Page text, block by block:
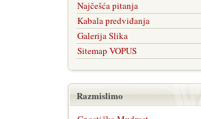
Najčešća pitanja
Kabala predviđanja
Galerija Slika
Sitemap VOPUS
Razmislimo